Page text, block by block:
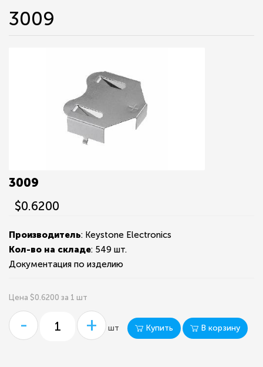
3009
3009
$0.6200
Производитель: Keystone Electronics
Кол-во на складе: 549 шт.
Документация по изделию
Цена $0.6200 за 1 шт
- + шт Купить В корзину